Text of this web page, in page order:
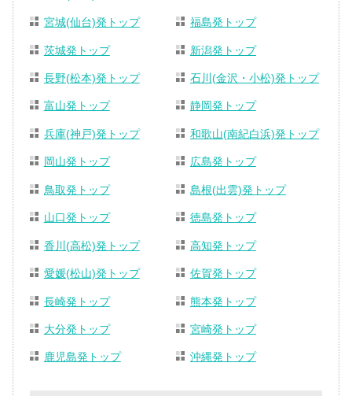
宮城(仙台)発トップ 福島発トップ
茨城発トップ 新潟発トップ
長野(松本)発トップ 石川(金沢・小松)発トップ
富山発トップ 静岡発トップ
兵庫(神戸)発トップ 和歌山(南紀白浜)発トップ
岡山発トップ 広島発トップ
鳥取発トップ 島根(出雲)発トップ
山口発トップ 徳島発トップ
香川(高松)発トップ 高知発トップ
愛媛(松山)発トップ 佐賀発トップ
長崎発トップ 熊本発トップ
大分発トップ 宮崎発トップ
鹿児島発トップ 沖縄発トップ